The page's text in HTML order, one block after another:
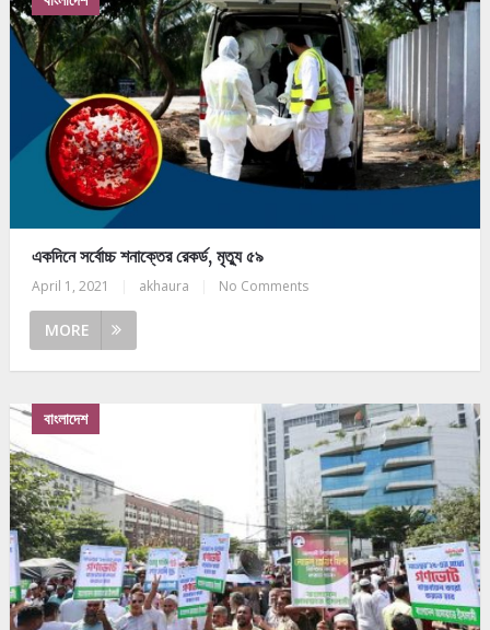
একদিনে সর্বোচ্চ শনাক্তের রেকর্ড, মৃত্যু ৫৯
April 1, 2021 akhaura No Comments
MORE
বাংলাদেশ